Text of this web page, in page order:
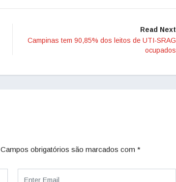
Read Next
Campinas tem 90,85% dos leitos de UTI-SRAG
ocupados
Campos obrigatórios são marcados com *